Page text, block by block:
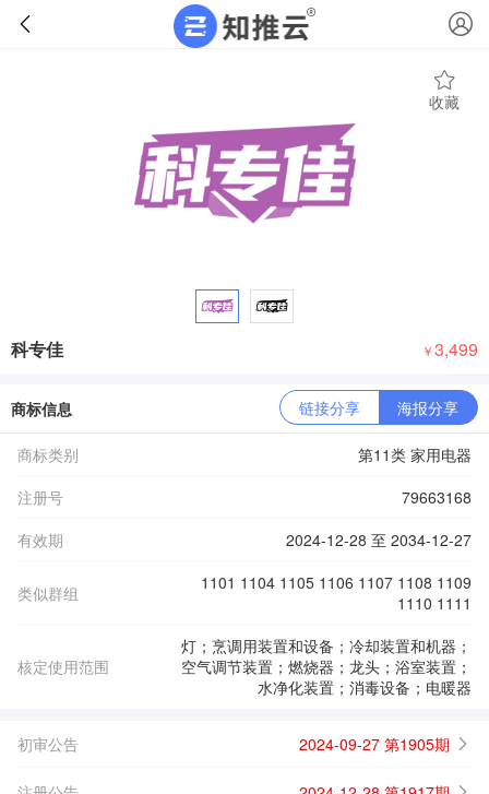
收藏
科专佳 ￥3,499
商标信息 链接分享 海报分享
商标类别
第11类 家用电器
注册号
79663168
有效期
2024-12-28 至 2034-12-27
类似群组
1101 1104 1105 1106 1107 1108 1109
1110 1111
核定使用范围
灯；烹调用装置和设备；冷却装置和机器；
空气调节装置；燃烧器；龙头；浴室装置；
水净化装置；消毒设备；电暖器
初审公告 2024-09-27 第1905期